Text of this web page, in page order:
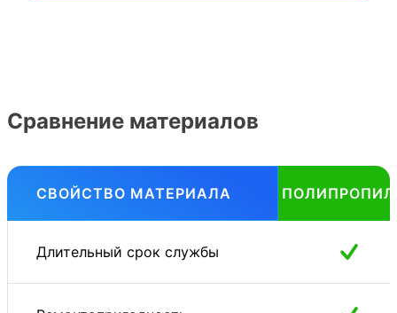
Сравнение материалов
СВОЙСТВО МАТЕРИАЛА
Длительный срок службы